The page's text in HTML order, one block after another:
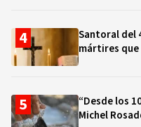
Santoral del
mártires
“Desde los
Michel